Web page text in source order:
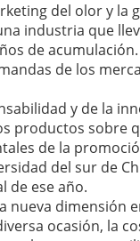
del olor y la
industria que
de
de los
y de la
productos sobre
de la
del sur de
de ese año.
dimensión
ocasión, la